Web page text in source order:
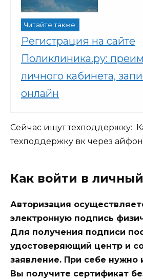
Читайте также:
Регистрация на сайте
Поликлиника.ру:
личного кабинета,
онлайн
Сейчас ищут техподдержку:
техподдержку вк через айфон
Как войти в
Авторизация
электронную подпись
Для получения подписи
удостоверяющий центр и
заявление. При себе нужно
Вы получите сертификат